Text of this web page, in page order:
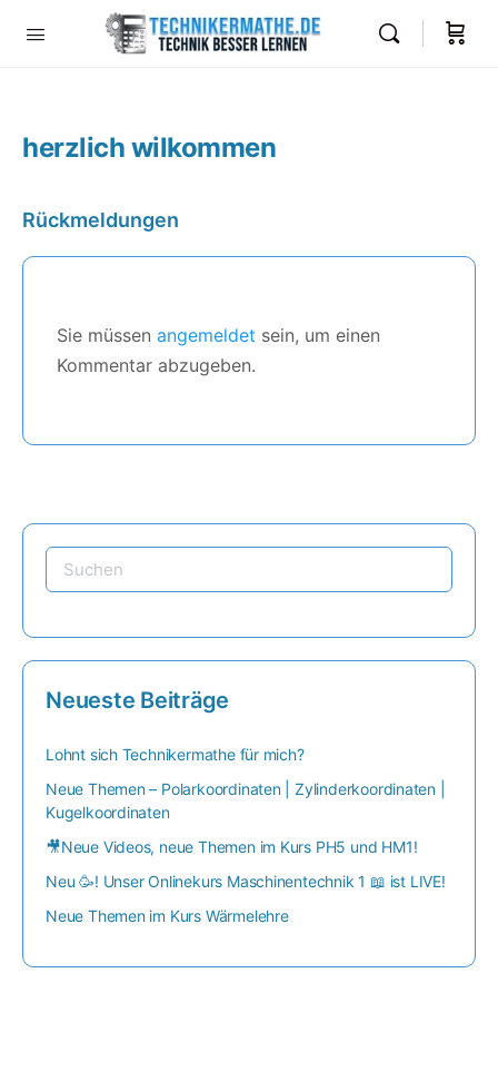
herzlich wilkommen
Rückmeldungen
Sie müssen angemeldet sein, um einen
Kommentar abzugeben.
Neueste Beiträge
Lohnt sich Technikermathe für mich?
Neue Themen – Polarkoordinaten | Zylinderkoordinaten |
Kugelkoordinaten
🎥Neue Videos, neue Themen im Kurs PH5 und HM1!
Neu 🥳! Unser Onlinekurs Maschinentechnik 1 📖 ist LIVE!
Neue Themen im Kurs Wärmelehre